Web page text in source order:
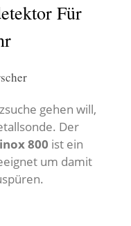
Für
gehen will,
Der
800 ist ein
um damit